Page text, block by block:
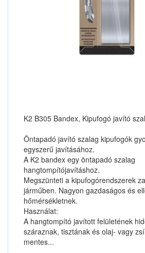
K2 B305 Bandex, Kipufogó javító
Öntapadó javító szalag kipufogók
egyszerű javításához.
A K2 bandex egy öntapadó szalag
hangtompítójavításhoz.
Megszünteti a kipufogórendszerek
járműben. Nagyon gazdaságos és
hőmérsékletnek.
Használat:
A hangtompító javított felületének
száraznak, tisztának és olaj- vagy
mentes...